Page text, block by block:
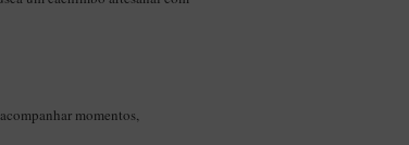
momentos,